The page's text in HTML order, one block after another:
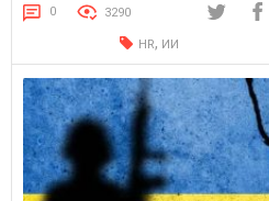
здесь на помощь приходит
0 3290
HR, ИИ